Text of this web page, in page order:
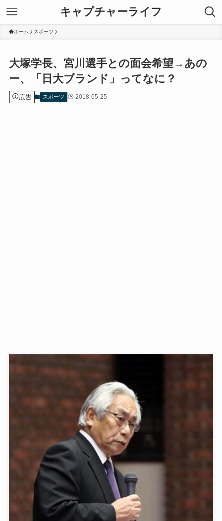
キャプチャーライフ
ホーム スポーツ
大塚学長、宮川選手との面会希望→あの
ー、「日大ブランド」ってなに？
広告 スポーツ 2018-05-25